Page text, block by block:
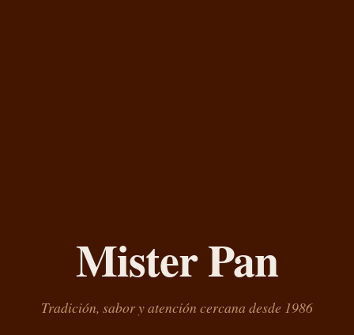
Mister Pan
Tradición, sabor y atención cercana desde 1986